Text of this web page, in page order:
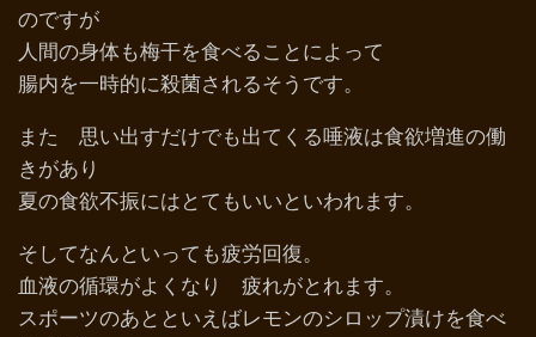
のですが
人間の身体も梅干を食べることによって
腸内を一時的に殺菌されるそうです。
また 思い出すだけでも出てくる唾液は食欲増進の働
きがあり
夏の食欲不振にはとてもいいといわれます。
そしてなんといっても疲労回復。
血液の循環がよくなり 疲れがとれます。
スポーツのあとといえばレモンのシロップ漬けを食べ